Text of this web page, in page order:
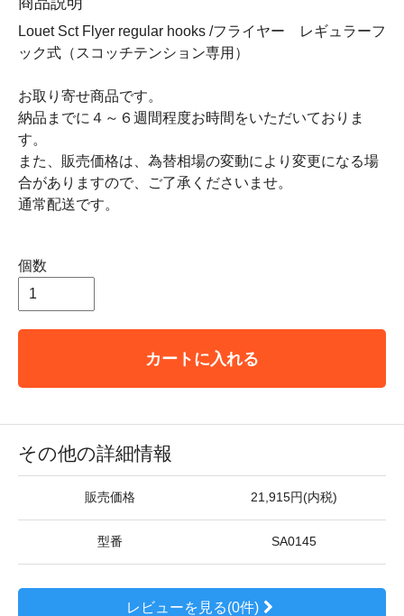
Louet Sct Flyer regular hooks /フライヤー レギュラーフ
ック式（スコッチテンション専用）
お取り寄せ商品です。
納品までに４～６週間程度お時間をいただいておりま
す。
また、販売価格は、為替相場の変動により変更になる場
合がありますので、ご了承くださいませ。
通常配送です。
個数
カートに入れる
その他の詳細情報
販売価格 21,915円(内税)
型番 SA0145
レビューを見る(0件)